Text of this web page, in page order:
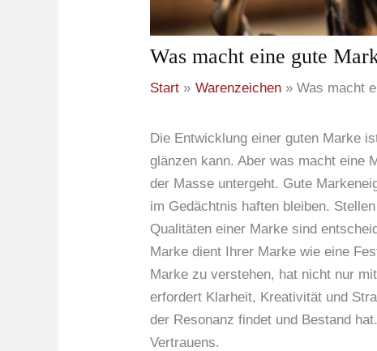
Was macht eine gute
Start Warenzeichen Was macht
Die Entwicklung einer guten Marke
glänzen kann. Aber was macht eine
der Masse untergeht. Gute
im Gedächtnis haften bleiben.
Qualitäten einer Marke sind
Marke dient Ihrer Marke wie eine
Marke zu verstehen, hat nicht nur
erfordert Klarheit, Kreativität und
der Resonanz findet und Bestand
Vertrauens.